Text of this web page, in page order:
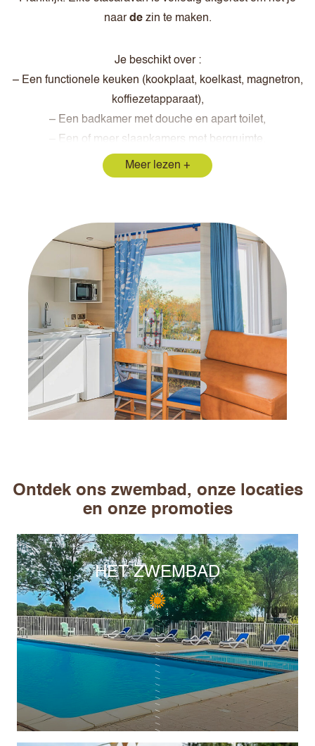
naardezin te maken.
Meer lezen
Je beschikt over :
– Een functionele keuken (kookplaat, koelkast, magnetron,
koffiezetapparaat),
– Een badkamer met douche en apart toilet,
– Een of meer slaapkamers met bergruimte,
– Een halfoverdekt terras met tuinmeubilair (tafel en
fauteuils).
voorzien van airconditioning. Daarnaast bieden we een
ruim chalet met 3 slaapkamers en een
ecolodge zonder
sanitair, voor een nog grotere onderdompeling in de
natuur. En als je licht wilt reizen, kun je een set lakens
huren voor € 12, terwijl babypakketten (kinderstoel,
kinderbedje, enz.) gratis worden verstrekt. Als je een
stacaravan huurt op onzenaturistencamping in
Occitanie
, geniet je van een rustige, bosrijke omgeving,
vlak bij voorzieningen, een zwembad en wandelpaden.
Ontdek ons zwembad, onze locaties
en onze promoties
HET ZWEMBAD